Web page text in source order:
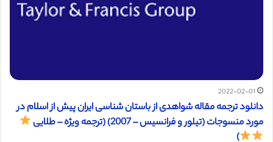
2022-02-01
دانلود ترجمه مقاله شواهدی از باستان شناسی ایران پیش از اسلام در
مورد منسوجات (تیلور و فرانسیس – 2007) (ترجمه ویژه – طلایی
)